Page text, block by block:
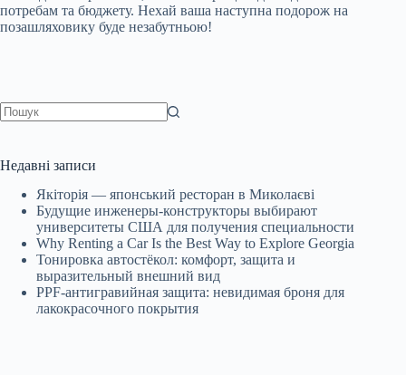
потребам та бюджету. Нехай ваша наступна подорож на
позашляховику буде незабутньою!
Недавні записи
Якіторія — японський ресторан в Миколаєві
Будущие инженеры‑конструкторы выбирают
университеты США для получения специальности
Why Renting a Car Is the Best Way to Explore Georgia
Тонировка автостёкол: комфорт, защита и
выразительный внешний вид
PPF-антигравийная защита: невидимая броня для
лакокрасочного покрытия